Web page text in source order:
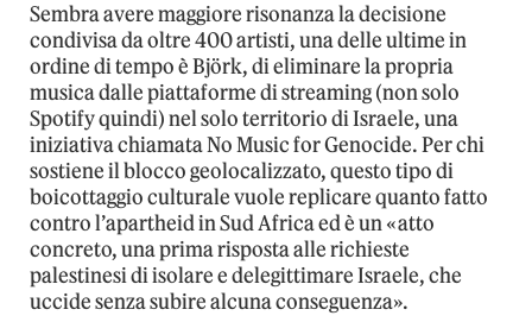
Sembra avere maggiore risonanza la decisione
condivisa da oltre 400 artisti, una delle ultime in
ordine di tempo è Björk, di eliminare la propria
musica dalle piattaforme di streaming (non solo
Spotify quindi) nel solo territorio di Israele, una
iniziativa chiamata No Music for Genocide. Per chi
sostiene il blocco geolocalizzato, questo tipo di
boicottaggio culturale vuole replicare quanto fatto
contro l’apartheid in Sud Africa ed è un «atto
concreto, una prima risposta alle richieste
palestinesi di isolare e delegittimare Israele, che
uccide senza subire alcuna conseguenza».